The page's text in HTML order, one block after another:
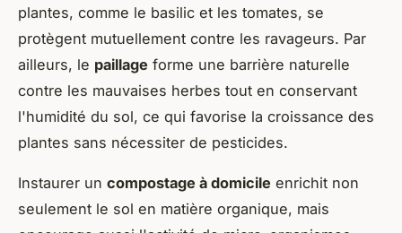
plantes, comme le basilic et les tomates, se
protègent mutuellement contre les ravageurs. Par
ailleurs, le paillage forme une barrière naturelle
contre les mauvaises herbes tout en conservant
l'humidité du sol, ce qui favorise la croissance des
plantes sans nécessiter de pesticides.
Instaurer un compostage à domicile enrichit non
seulement le sol en matière organique, mais